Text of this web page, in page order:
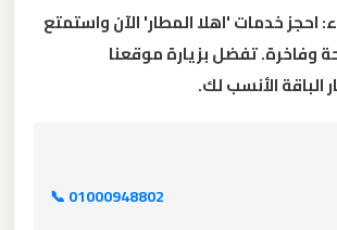
احجز خدمات 'اهلا المطار' الآن واستمتع
وفاخرة. تفضل بزيارة موقعنا
الباقة الأنسب لك.
📞 01000948802